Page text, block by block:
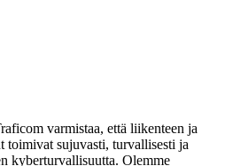
varmistaa, että liikenteen ja
toimivat sujuvasti, turvallisesti ja
kyberturvallisuutta. Olemme